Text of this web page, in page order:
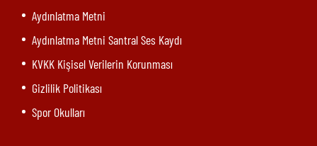
Aydınlatma Metni
Aydınlatma Metni Santral Ses Kaydı
KVKK Kişisel Verilerin Korunması
Gizlilik Politikası
Spor Okulları